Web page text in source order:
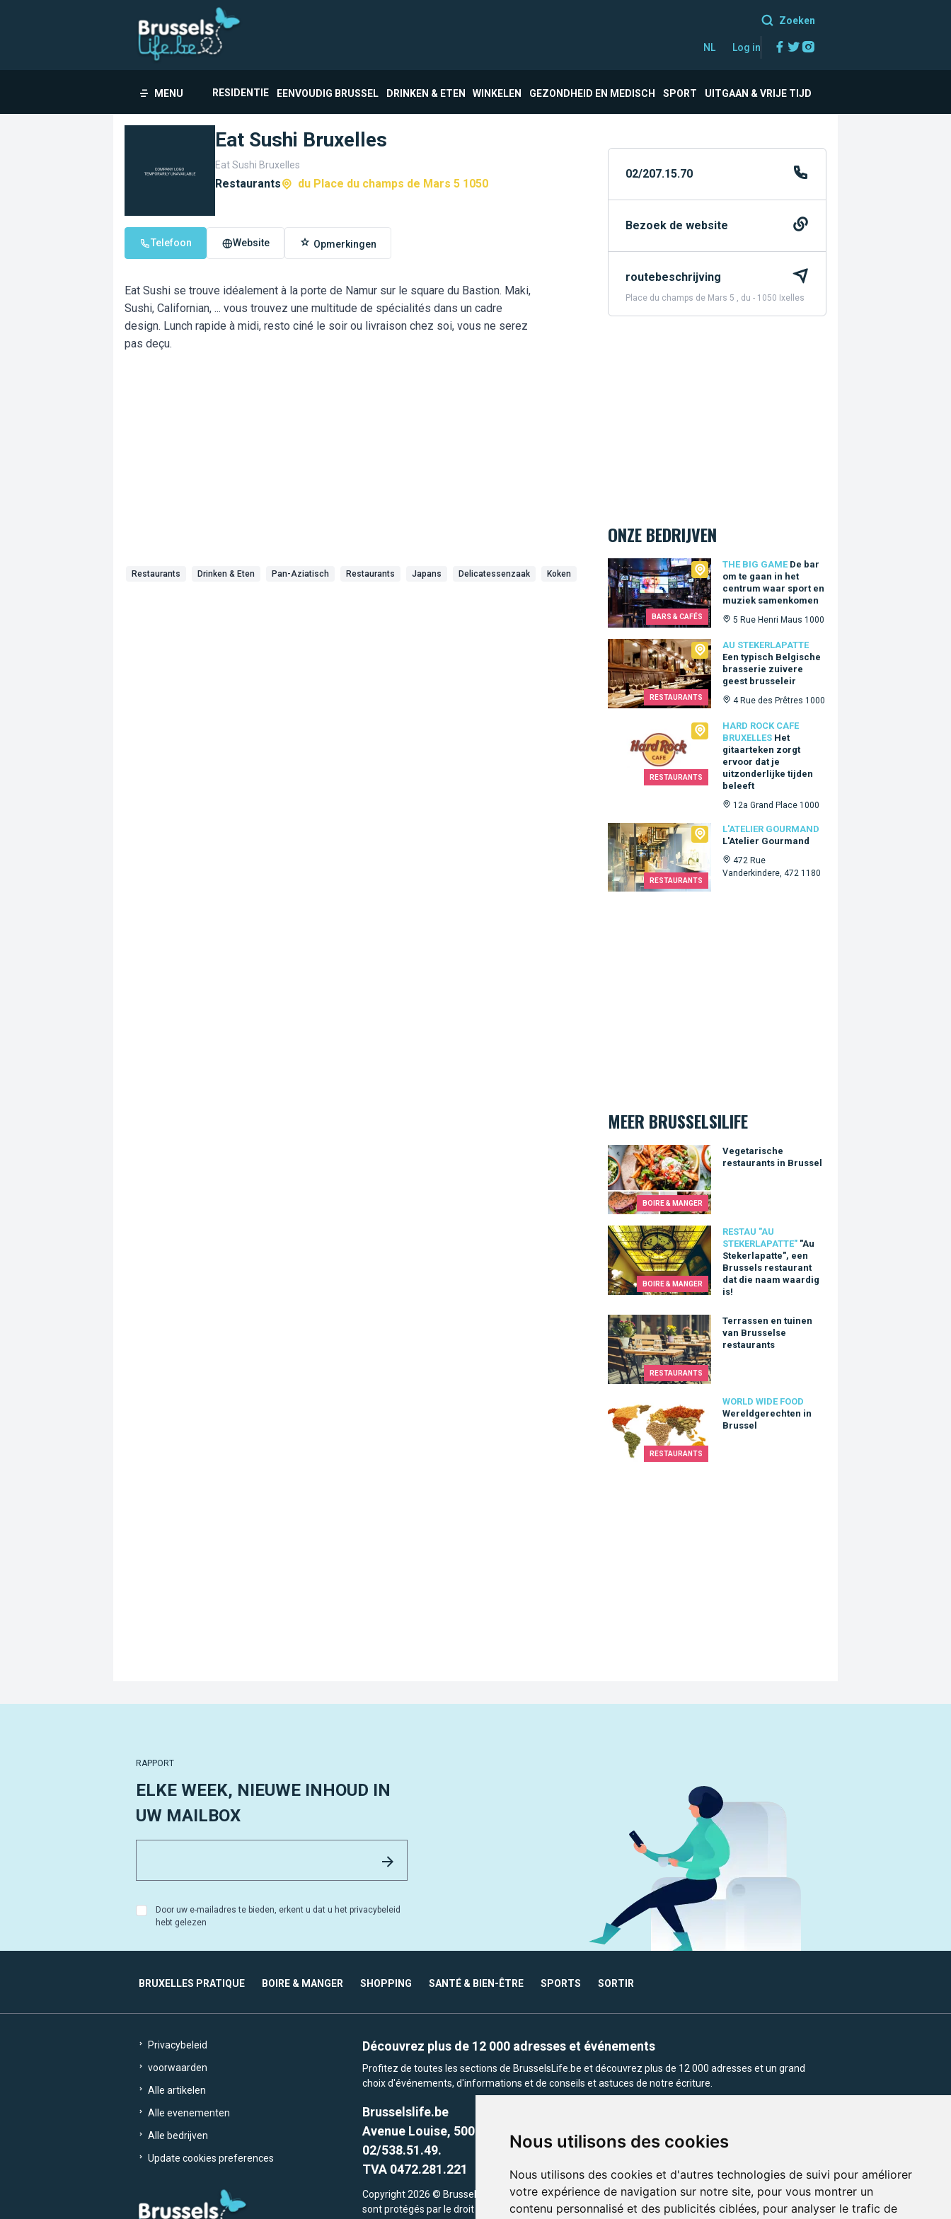
Nous utilisons des cookies
Nous utilisons des cookies et d'autres technologies de suivi pour améliorer
votre expérience de navigation sur notre site, pour vous montrer un
contenu personnalisé et des publicités ciblées, pour analyser le trafic de
Zoeken
NL Log in Facebook
Twitter
MENU RESIDENTIE EENVOUDIG BRUSSEL DRINKEN & ETEN WINKELEN GEZONDHEID EN MEDISCH SPORT UITGAAN & VRIJE TIJD
Eat Sushi Bruxelles
Eat Sushi Bruxelles
Restaurants du Place du champs de Mars 5 1050
Telefoon Website Opmerkingen
Eat Sushi se trouve idéalement à la porte de Namur sur le square du Bastion. Maki,
Sushi, Californian, ... vous trouvez une multitude de spécialités dans un cadre
design. Lunch rapide à midi, resto ciné le soir ou livraison chez soi, vous ne serez
pas deçu.
Restaurants Drinken & Eten Pan-Aziatisch Restaurants Japans Delicatessenzaak Koken
02/207.15.70
Bezoek de website
routebeschrijving
Place du champs de Mars 5 , du - 1050 Ixelles
ONZE BEDRIJVEN
BARS & CAFÉS
THE BIG GAME De bar
om te gaan in het
centrum waar sport en
muziek samenkomen
5 Rue Henri Maus 1000
The Big Game
RESTAURANTS
AU STEKERLAPATTE
Een typisch Belgische
brasserie zuivere
geest brusseleir
4 Rue des Prêtres 1000
Au Stekerlapatte
RESTAURANTS
HARD ROCK CAFE
BRUXELLES Het
gitaarteken zorgt
ervoor dat je
uitzonderlijke tijden
beleeft
12a Grand Place 1000
Hard Rock Cafe Bruxelles
RESTAURANTS
L'ATELIER GOURMAND
L'Atelier Gourmand
472 Rue
Vanderkindere, 472 1180
L'Atelier Gourmand
MEER BRUSSELSILIFE
BOIRE & MANGER
Vegetarische
restaurants in Brussel
Vegetarische restaurants in Brussel
BOIRE & MANGER
RESTAU "AU
STEKERLAPATTE" "Au
Stekerlapatte", een
Brussels restaurant
dat die naam waardig
is!
"Au Stekerlapatte", een Brussels restaurant dat die naam waardig is!
RESTAURANTS
Terrassen en tuinen
van Brusselse
restaurants
Terrassen en tuinen van Brusselse restaurants
RESTAURANTS
WORLD WIDE FOOD
Wereldgerechten in
Brussel
Wereldgerechten in Brussel
RAPPORT
ELKE WEEK, NIEUWE INHOUD IN
UW MAILBOX
Door uw e-mailadres te bieden, erkent u dat u het privacybeleid
hebt gelezen
BRUXELLES PRATIQUE BOIRE & MANGER SHOPPING SANTÉ & BIEN-ÊTRE SPORTS SORTIR
Privacybeleid
voorwaarden
Alle artikelen
Alle evenementen
Alle bedrijven
Update cookies preferences
Découvrez plus de 12 000 adresses et événements
Profitez de toutes les sections de BrusselsLife.be et découvrez plus de 12 000 adresses et un grand
choix d'événements, d'informations et de conseils et astuces de notre écriture.
Brusselslife.be
Avenue Louise, 500 -1050 Ixelles, Brussels,
02/538.51.49.
TVA 0472.281.221
Copyright 2026 © Brusselslife.be Tous droits réservés. Le contenu et les images utilisés sur ce site
sont protégés par le droit d'auteur. la propriétaires respectifs.